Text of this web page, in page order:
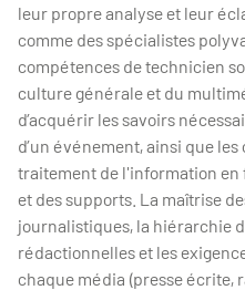
leur propre analyse et leur
comme des spécialistes
compétences de technicien
culture générale et du
d’acquérir les savoirs
d’un événement, ainsi que
traitement de l'information
et des supports. La maîtrise
journalistiques, la hiérarchie
rédactionnelles et les
chaque média (presse écrite,